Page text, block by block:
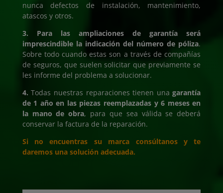
nunca defectos de instalación, mantenimiento,
atascos y otros.
3.
Para las ampliaciones
de garantía será
imprescindible la indicación del número de póliza.
Sobre todo cuando estas son a través de compañías
de seguros, que suelen solicitar que previamente se
les informe del problema a solucionar.
4. Todas nuestras reparaciones tienen una garantía
de 1 año en las piezas reemplazadas y 6 meses en
la mano de obra, para que sea válida se deberá
conservar la factura de la reparación.
Si no encuentras su marca consúltanos y te
daremos una solución adecuada.